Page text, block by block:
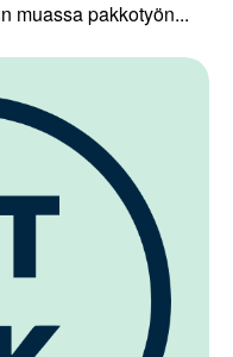
muassa pakkotyön...